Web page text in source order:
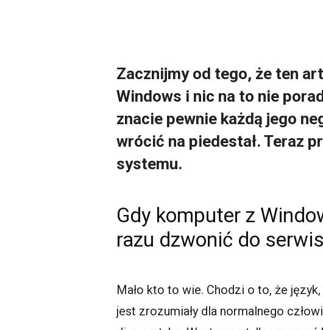
Zacznijmy od tego, że ten
Windows i nic na to nie
znacie pewnie każdą jego
wrócić na piedestał. Teraz
systemu.
Gdy komputer z
razu dzwonić do
Mało kto to wie. Chodzi o to, że
jest zrozumiały dla normalnego